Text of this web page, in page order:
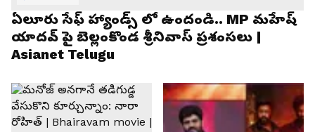
ఏలూరు సేఫ్ హ్యాండ్స్ లో ఉందండి.. MP మహేష్
యాదవ్ పై బెల్లంకొండ శ్రీనివాస్ ప్రశంసలు |
Asianet Telugu